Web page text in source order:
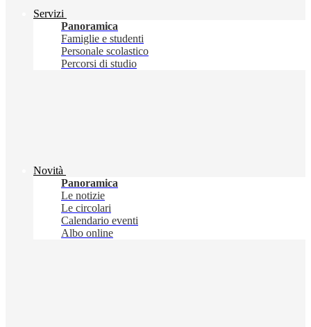
Servizi
Panoramica
Famiglie e studenti
Personale scolastico
Percorsi di studio
Novità
Panoramica
Le notizie
Le circolari
Calendario eventi
Albo online